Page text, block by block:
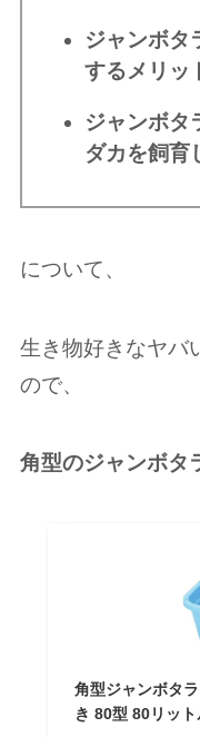
ジャンボタ
するメリッ
ジャンボタ
ダカを飼育
について、
生き物好きなヤバ
ので、
角型のジャンボタ
角型ジャンボタ
き 80型 80リッ